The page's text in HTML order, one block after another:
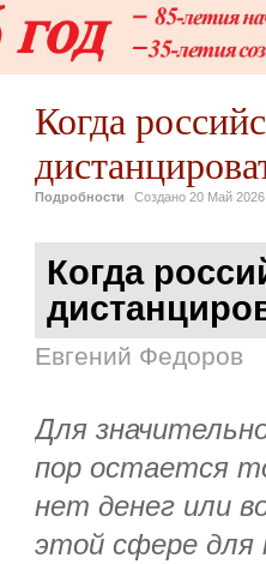
Когда
Подробности Создано 20 Май 2026
Когда
Евгений Федоров
Для
пор остается
нет денег или
этой сфере для